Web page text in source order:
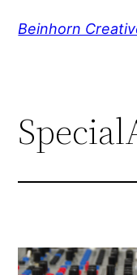
Beinhorn